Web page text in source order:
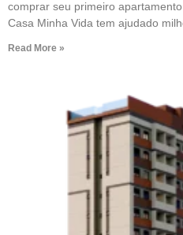
comprar seu primeiro
Casa Minha Vida tem ajudado
Read More »